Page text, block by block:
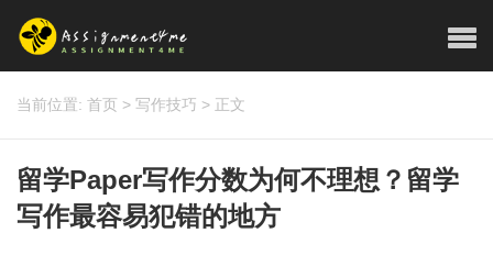
当前位置: 首页 > 写作技巧 > 正文
留学Paper写作分数为何不理想？留学
写作最容易犯错的地方